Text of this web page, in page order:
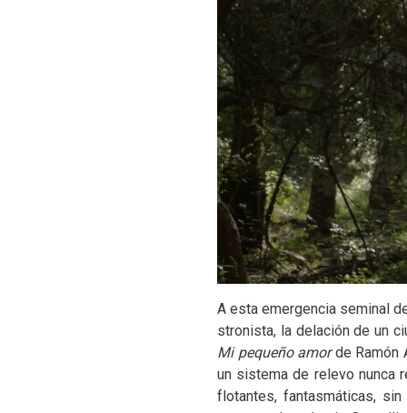
A esta emergencia seminal
stronista, la delación de un
Mi pequeño amorde Ramón
un sistema de relevo nunca
flotantes, fantasmáticas,